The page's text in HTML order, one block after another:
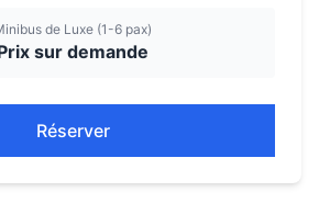
de Luxe (1-6 pax)
sur demande
Réserver